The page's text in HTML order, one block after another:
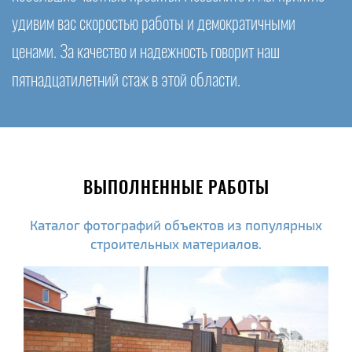
удивим вас скоростью работы и демократичными
ценами. За качество и надежность говорит наш
пятнадцатилетний стаж в этой области.
ВЫПОЛНЕННЫЕ РАБОТЫ
Каталог фотографий объектов из популярных
строительных материалов.